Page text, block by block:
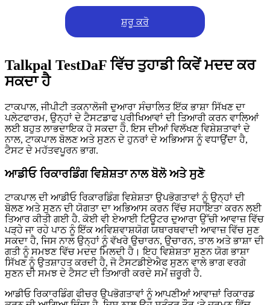
ਸ਼ੁਰੂ ਕਰੋ
Talkpal TestDaF ਵਿੱਚ ਤੁਹਾਡੀ ਕਿਵੇਂ ਮਦਦ ਕਰ
ਸਕਦਾ ਹੈ
ਟਾਕਪਾਲ, ਜੀਪੀਟੀ ਤਕਨਾਲੋਜੀ ਦੁਆਰਾ ਸੰਚਾਲਿਤ ਇੱਕ ਭਾਸ਼ਾ ਸਿੱਖਣ ਦਾ
ਪਲੇਟਫਾਰਮ, ਉਨ੍ਹਾਂ ਦੇ ਟੈਸਟਡਾਫ ਪ੍ਰੀਖਿਆਵਾਂ ਦੀ ਤਿਆਰੀ ਕਰਨ ਵਾਲਿਆਂ
ਲਈ ਬਹੁਤ ਲਾਭਦਾਇਕ ਹੋ ਸਕਦਾ ਹੈ. ਇਸ ਦੀਆਂ ਵਿਲੱਖਣ ਵਿਸ਼ੇਸ਼ਤਾਵਾਂ ਦੇ
ਨਾਲ, ਟਾਕਪਾਲ ਬੋਲਣ ਅਤੇ ਸੁਣਨ ਦੇ ਹੁਨਰਾਂ ਦੇ ਅਭਿਆਸ ਨੂੰ ਵਧਾਉਂਦਾ ਹੈ,
ਟੈਸਟ ਦੇ ਮਹੱਤਵਪੂਰਨ ਭਾਗ.
ਆਡੀਓ ਰਿਕਾਰਡਿੰਗ ਵਿਸ਼ੇਸ਼ਤਾ ਨਾਲ ਬੋਲੋ ਅਤੇ ਸੁਣੋ
ਟਾਕਪਾਲ ਦੀ ਆਡੀਓ ਰਿਕਾਰਡਿੰਗ ਵਿਸ਼ੇਸ਼ਤਾ ਉਪਭੋਗਤਾਵਾਂ ਨੂੰ ਉਨ੍ਹਾਂ ਦੀ
ਬੋਲਣ ਅਤੇ ਸੁਣਨ ਦੀ ਯੋਗਤਾ ਦਾ ਅਭਿਆਸ ਕਰਨ ਵਿੱਚ ਸਹਾਇਤਾ ਕਰਨ ਲਈ
ਤਿਆਰ ਕੀਤੀ ਗਈ ਹੈ. ਕੋਈ ਵੀ ਏਆਈ ਟਿਊਟਰ ਦੁਆਰਾ ਉੱਚੀ ਆਵਾਜ਼ ਵਿੱਚ
ਪੜ੍ਹੇ ਜਾ ਰਹੇ ਪਾਠ ਨੂੰ ਇੱਕ ਅਵਿਸ਼ਵਾਸ਼ਯੋਗ ਯਥਾਰਥਵਾਦੀ ਆਵਾਜ਼ ਵਿੱਚ ਸੁਣ
ਸਕਦਾ ਹੈ, ਜਿਸ ਨਾਲ ਉਨ੍ਹਾਂ ਨੂੰ ਵੱਖਰੇ ਉਚਾਰਨ, ਉਚਾਰਨ, ਤਾਲ ਅਤੇ ਭਾਸ਼ਾ ਦੀ
ਗਤੀ ਨੂੰ ਸਮਝਣ ਵਿੱਚ ਮਦਦ ਮਿਲਦੀ ਹੈ। ਇਹ ਵਿਸ਼ੇਸ਼ਤਾ ਸੁਣਨ ਯੋਗ ਭਾਸ਼ਾ
ਸਿੱਖਣ ਨੂੰ ਉਤਸ਼ਾਹਤ ਕਰਦੀ ਹੈ, ਜੋ ਟੈਸਟਡੀਏਐਫ ਸੁਣਨ ਵਾਲੇ ਭਾਗ ਵਰਗੇ
ਸੁਣਨ ਦੀ ਸਮਝ ਦੇ ਟੈਸਟ ਦੀ ਤਿਆਰੀ ਕਰਦੇ ਸਮੇਂ ਜ਼ਰੂਰੀ ਹੈ.
ਆਡੀਓ ਰਿਕਾਰਡਿੰਗ ਫੀਚਰ ਉਪਭੋਗਤਾਵਾਂ ਨੂੰ ਆਪਣੀਆਂ ਆਵਾਜ਼ਾਂ ਰਿਕਾਰਡ